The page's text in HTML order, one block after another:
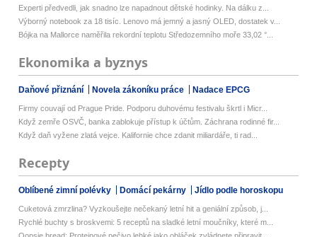
Experti předvedli, jak snadno lze napadnout dětské hodinky. Na dálku z...
Výborný notebook za 18 tisíc. Lenovo má jemný a jasný OLED, dostatek v...
Bójka na Mallorce naměřila rekordní teplotu Středozemního moře 33,02 °...
Ekonomika a byznys
Daňové přiznání Novela zákoníku práce Nadace EPCG
Firmy couvají od Prague Pride. Podporu duhovému festivalu škrtl i Micr...
Když zemře OSVČ, banka zablokuje přístup k účtům. Záchrana rodinné fir...
Když daň vyžene zlatá vejce. Kalifornie chce zdanit miliardáře, ti rad...
Recepty
Oblíbené zimní polévky Domácí pekárny Jídlo podle horoskopu
Cuketová zmrzlina? Vyzkoušejte nečekaný letní hit a geniální způsob, j...
Rychlé buchty s broskvemi: 5 receptů na sladké letní moučníky, které m...